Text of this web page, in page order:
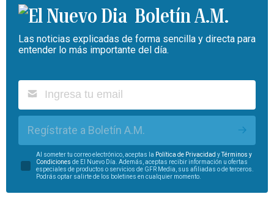
Boletín A.M.
Las noticias explicadas de forma sencilla y directa para
entender lo más importante del día.
Regístrate a Boletín A.M.
Al someter tu correo electrónico, aceptas la Política de Privacidad yTérminos y
Condiciones de El Nuevo Día. Además, aceptas recibir información u ofertas
especiales de productos o servicios de GFR Media, sus afiliadas o de terceros.
Podrás optar salirte de los boletines en cualquier momento.